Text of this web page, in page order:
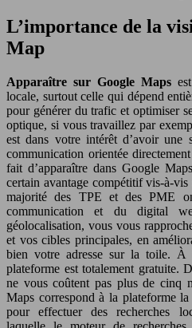
L’importance de la
Map
Apparaître sur Google Maps
locale, surtout celle qui dépend
pour générer du trafic et optimiser
optique, si vous travaillez par
est dans votre intérêt d’avoir une
communication orientée
fait d’apparaître dans Google
certain avantage compétitif vis-à-
majorité des TPE et des PME
communication et du digital
géolocalisation, vous vous
et vos cibles principales, en
bien votre adresse sur la toile. À
plateforme est totalement gratuite.
ne vous coûtent pas plus de cinq
Maps correspond à la plateforme
pour effectuer des recherches